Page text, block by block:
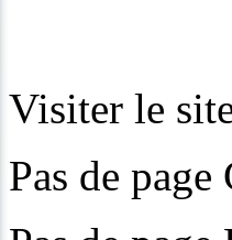
Visiter le
Pas de